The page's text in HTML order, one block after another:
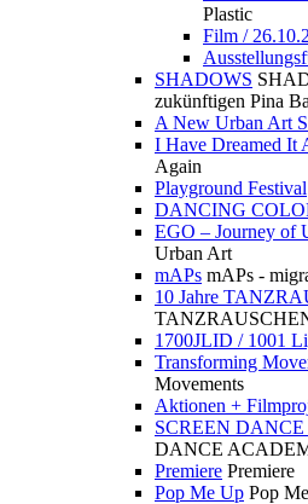
Plastic
Film /
SHADOWS
zukünftigen Pina
A New Urban Art
I Have Dreamed It
Again
Playground Festival
DANCING
EGO – Journey of
Urban Art
mAPs mAPs -
10 Jahre
1700JLID / 1001
Transforming
Movements
Aktionen +
SCREEN
DANCE
Premiere Premiere
Pop Me Up Pop